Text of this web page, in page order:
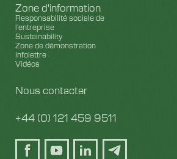
Zone d'information
Responsabilité sociale de
l'entreprise
Sustainability
Zone de démonstration
Infolettre
Vidéos
Nous contacter
+44 (0) 121 459 9511